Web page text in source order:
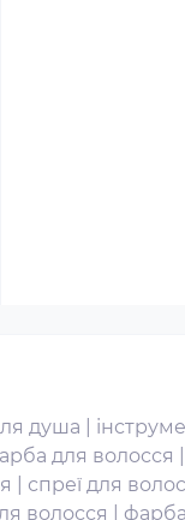
душа
для волосся
спреї для
волосся